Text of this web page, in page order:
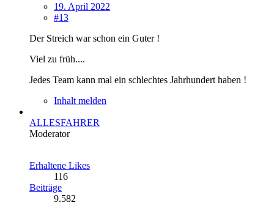
19. April 2022
#13
Der Streich war schon ein Guter !
Viel zu früh....
Jedes Team kann mal ein schlechtes Jahrhundert haben !
Inhalt melden
ALLESFAHRER
Moderator
Erhaltene Likes
116
Beiträge
9.582